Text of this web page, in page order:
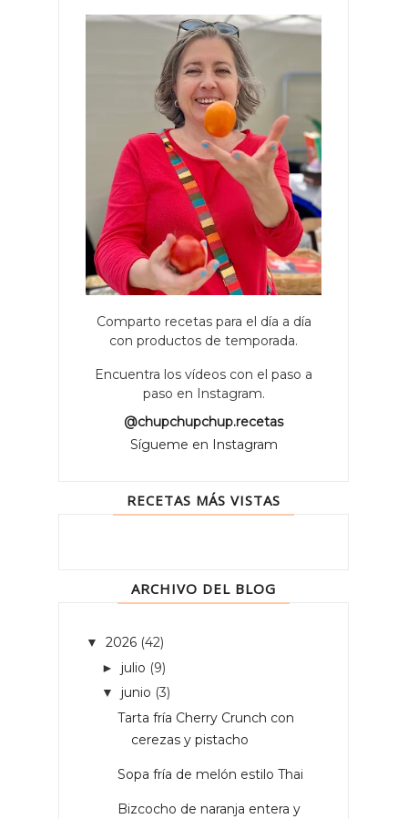
Comparto recetas para el día a día
con productos de temporada.
Encuentra los vídeos con el paso a
paso en Instagram.
@chupchupchup.recetas
Sígueme en Instagram
RECETAS MÁS VISTAS
ARCHIVO DEL BLOG
▼ 2026 (42)
► julio (9)
▼ junio (3)
Tarta fría Cherry Crunch con
cerezas y pistacho
Sopa fría de melón estilo Thai
Bizcocho de naranja entera y